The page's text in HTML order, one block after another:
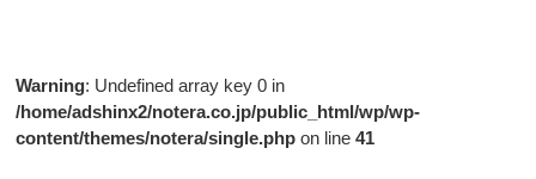
Warning: Undefined array key 0 in
/home/adshinx2/notera.co.jp/public_html/wp/wp-
content/themes/notera/single.php on line41